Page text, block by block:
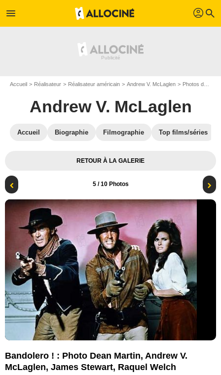
menu profil search
Accueil Réalisateur Réalisateur américain Andrew V. McLaglen Photos de Andrew V. McLaglen
Andrew V. McLaglen
Accueil Biographie Filmographie Top films/séries
RETOUR À LA GALERIE
5/ 10 Photos
Bandolero ! : Photo Dean Martin, Andrew V.
McLaglen, James Stewart, Raquel Welch